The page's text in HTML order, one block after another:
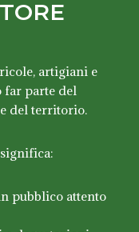
artigiani e
parte del
del territorio.
pubblico attento